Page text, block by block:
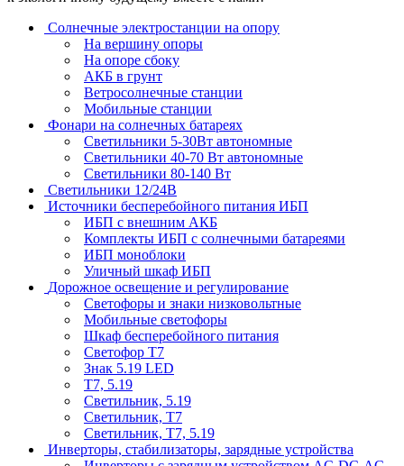
Солнечные электростанции на опору
На вершину опоры
На опоре сбоку
АКБ в грунт
Ветросолнечные станции
Мобильные станции
Фонари на солнечных батареях
Светильники 5-30Вт автономные
Светильники 40-70 Вт автономные
Светильники 80-140 Вт
Светильники 12/24В
Источники бесперебойного питания ИБП
ИБП с внешним АКБ
Комплекты ИБП с солнечными батареями
ИБП моноблоки
Уличный шкаф ИБП
Дорожное освещение и регулирование
Светофоры и знаки низковольтные
Мобильные светофоры
Шкаф бесперебойного питания
Светофор Т7
Знак 5.19 LED
Т7, 5.19
Светильник, 5.19
Светильник, Т7
Светильник, T7, 5.19
Инверторы, стабилизаторы, зарядные устройства